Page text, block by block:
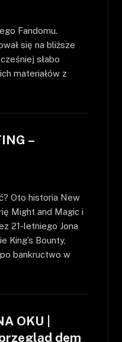
Fandomu.
się na bliższe
słabo
materiałów z
–
Oto historia New
Might and Magic i
21-letniego Jona
King’s Bounty,
bankructwo w
OKU |
dem